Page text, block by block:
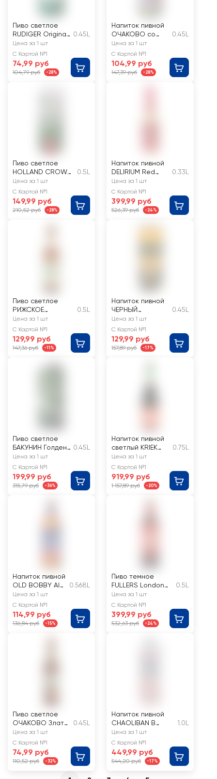
Пиво светлое
RUDIGER Original
Pilsener
пастеризованно
е 4,5%
0.45L
Цена за 1 шт
С Картой №1
74,99 руб
104,79 руб -28%
Напиток пивной
ОЧАКОВО со
вкусом Мохито
клубничный
нефильтрованны
й
пастеризованный
0.45L
Цена за 1 шт
С Картой №1
104,99 руб
147,39 руб -28%
Пиво светлое
HOLLAND CROWN
Premium Lager
Beer
фильтрованное
пастеризованное
4,7%
0.5L
Цена за 1 шт
С Картой №1
149,99 руб
210,52 руб -28%
Напиток пивной
DELIRIUM Red
темное
фильтрованный
пастеризованный
7%
0.33L
Цена за 1 шт
С Картой №1
399,99 руб
526,39 руб -24%
Пиво светлое
РИЖСКОЕ
фильтрованное
пастеризованное
4,8%
0.5L
Цена за 1 шт
С Картой №1
129,99 руб
147,36 руб -11%
Напиток пивной
ЧЕРНЫЙ
РУССКИЙ со
вкусом миндаля
пастеризованный
6,5%
0.45L
Цена за 1 шт
С Картой №1
129,99 руб
157,89 руб -17%
Пиво светлое
БАКУНИН Голден
эль
непастеризованн
ое
нефильтрованно
е неосветленное
0.45L
Цена за 1 шт
С Картой №1
199,99 руб
315,79 руб -36%
Напиток пивной
светлый KRIEK
BOON EXTRA
фильтрованный
пастеризованный
, 4%
0.75L
Цена за 1 шт
С Картой №1
919,99 руб
1 157,89 руб -20%
Напиток пивной
OLD BOBBY Ale
пастеризованны
й 4,5%
0.568L
Цена за 1 шт
С Картой №1
114,99 руб
136,84 руб -15%
Пиво темное
FULLERS London
pride
фильтрованное
пастеризованное,
4,7%
0.5L
Цена за 1 шт
С Картой №1
399,99 руб
532,63 руб -24%
Пиво светлое
ОЧАКОВО Злата
Уличка
фильтрованное
пастеризованно
е 5%
0.45L
Цена за 1 шт
С Картой №1
74,99 руб
110,52 руб -32%
Напиток пивной
CHAOLIBAN В
китайском стиле с
ароматом чая
персиковый улун
5,1%
1.0L
Цена за 1 шт
С Картой №1
449,99 руб
544,20 руб -17%